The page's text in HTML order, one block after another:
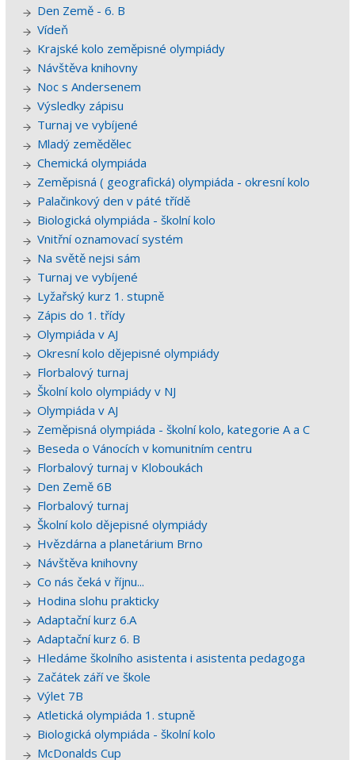
Den Země - 6. B
Vídeň
Krajské kolo zeměpisné olympiády
Návštěva knihovny
Noc s Andersenem
Výsledky zápisu
Turnaj ve vybíjené
Mladý zemědělec
Chemická olympiáda
Zeměpisná ( geografická) olympiáda - okresní kolo
Palačinkový den v páté třídě
Biologická olympiáda - školní kolo
Vnitřní oznamovací systém
Na světě nejsi sám
Turnaj ve vybíjené
Lyžařský kurz 1. stupně
Zápis do 1. třídy
Olympiáda v AJ
Okresní kolo dějepisné olympiády
Florbalový turnaj
Školní kolo olympiády v NJ
Olympiáda v AJ
Zeměpisná olympiáda - školní kolo, kategorie A a C
Beseda o Vánocích v komunitním centru
Florbalový turnaj v Kloboukách
Den Země 6B
Florbalový turnaj
Školní kolo dějepisné olympiády
Hvězdárna a planetárium Brno
Návštěva knihovny
Co nás čeká v říjnu...
Hodina slohu prakticky
Adaptační kurz 6.A
Adaptační kurz 6. B
Hledáme školního asistenta i asistenta pedagoga
Začátek září ve škole
Výlet 7B
Atletická olympiáda 1. stupně
Biologická olympiáda - školní kolo
McDonalds Cup